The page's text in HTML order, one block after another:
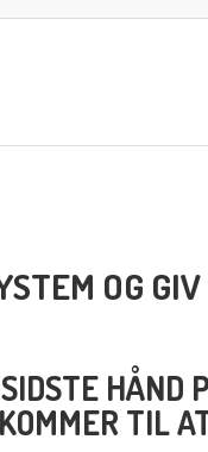
OG
HÅND
TIL